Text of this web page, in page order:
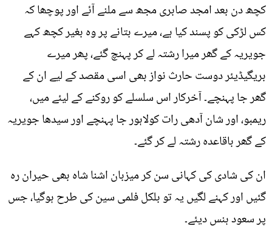
کچھ دن بعد امجد صابری مجھ سے ملنے آئے اور پوچھا کہ
کس لڑکی کو پسند کیا ہے، میرے بتانے پر وہ بغیر کچھ کہے
جویریہ کے گھر میرا رشتہ لے کر پہنچ گئے، پھر میرے
بریگیڈیئر دوست حارث نواز بھی اسی مقصد کے لیے ان کے
گھر جا پہنچے۔ آخرکار اس سلسلے کو روکنے کے لیئے میں،
ریمبو، اور شان آدھی رات کولاہور جا پہنچے اور سیدھا جویریہ
کے گھر باقاعدہ رشتہ لے کر گئے۔
ان کی شادی کی کہانی سن کر میزبان اشنا شاہ بھی حیران رہ
گئیں اور کہنے لگیں یہ تو بلکل فلمی سین کی طرح ہوگیا، جس
پر سعود ہنس دیئے۔